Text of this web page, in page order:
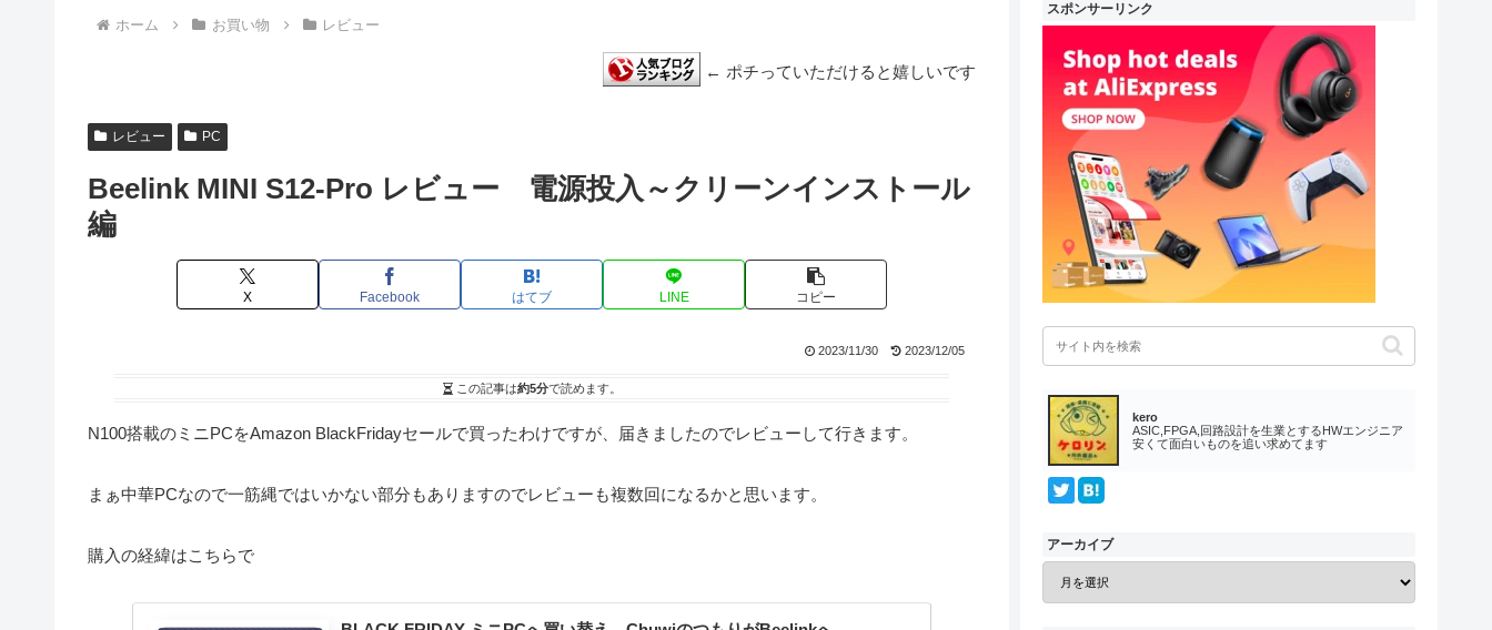
ホーム お買い物 レビュー
← ポチっていただけると嬉しいです
レビュー PC
Beelink MINI S12-Pro レビュー 電源投入～クリーンインストール
編
X Facebook はてブ LINE コピー
2023/11/30 2023/12/05
この記事は約5分で読めます。
N100搭載のミニPCをAmazon BlackFridayセールで買ったわけですが、届きましたのでレビューして行きます。
まぁ中華PCなので一筋縄ではいかない部分もありますのでレビューも複数回になるかと思います。
購入の経緯はこちらで
スポンサーリンク
kero
ASIC,FPGA,回路設計を生業とするHWエンジニア
安くて面白いものを追い求めてます
アーカイブ